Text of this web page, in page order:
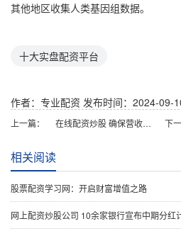
其他地区收集人类基因组数据。
十大实盘配资平台
作者：专业配资 发布时间：2024-09-
上一篇： 在线配资炒股 确保营收增长15% 贵州茅台董事长发声！ 下一
相关阅读
股票配资学习网：开启财富增值之路
网上配资炒股公司 10余家银行宣布中期分